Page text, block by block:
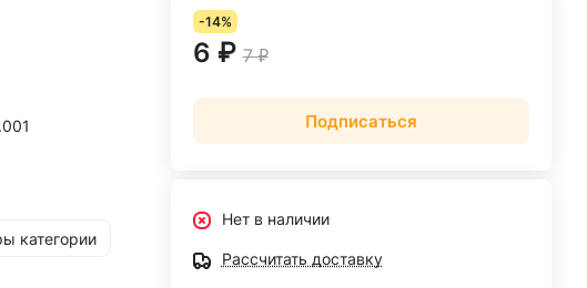
категории
-14%
6 ₽ 7 ₽
Подписаться
Нет в наличии
Рассчитать доставку